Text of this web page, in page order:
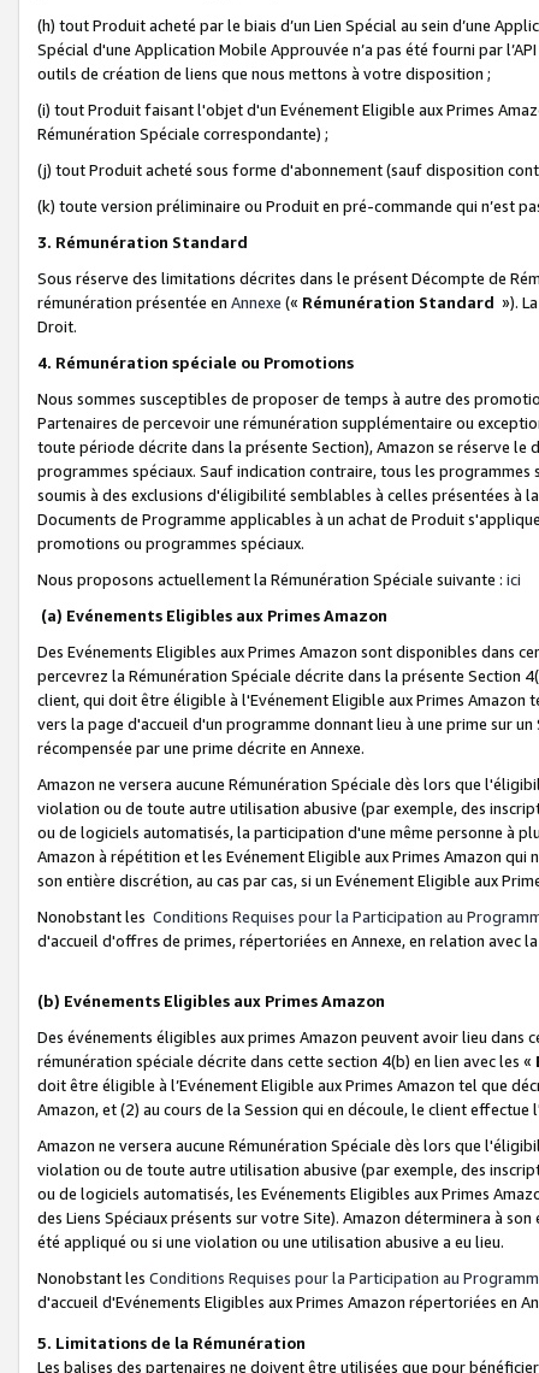
(h) tout Produit acheté par le biais d’un Lien Spécial au sein d’une
Spécial d'une Application Mobile Approuvée n’a pas été fourni par
outils de création de liens que nous mettons à votre disposition ;
(i) tout Produit faisant l'objet d'un Evénement Eligible aux Primes
Rémunération Spéciale correspondante) ;
(j) tout Produit acheté sous forme d'abonnement (sauf disposition
(k) toute version préliminaire ou Produit en pré-commande qui n’est
3. Rémunération Standard
Sous réserve des limitations décrites dans le présent Décompte de
rémunération présentée en Annexe (« Rémunération Standard »).
Droit.
4. Rémunération spéciale ou Promotions
Nous sommes susceptibles de proposer de temps à autre des
Partenaires de percevoir une rémunération supplémentaire ou
toute période décrite dans la présente Section), Amazon se réserve
programmes spéciaux. Sauf indication contraire, tous les
soumis à des exclusions d'éligibilité semblables à celles présentées à
Documents de Programme applicables à un achat de Produit
promotions ou programmes spéciaux.
Nous proposons actuellement la Rémunération Spéciale suivante : ici
(a) Evénements Eligibles aux Primes Amazon
Des Evénements Eligibles aux Primes Amazon sont disponibles dans
percevrez la Rémunération Spéciale décrite dans la présente Section
client, qui doit être éligible à l'Evénement Eligible aux Primes Amazon
vers la page d'accueil d'un programme donnant lieu à une prime sur
récompensée par une prime décrite en Annexe.
Amazon ne versera aucune Rémunération Spéciale dès lors que
violation ou de toute autre utilisation abusive (par exemple, des
ou de logiciels automatisés, la participation d'une même personne à
Amazon à répétition et les Evénement Eligible aux Primes Amazon qui
son entière discrétion, au cas par cas, si un Evénement Eligible aux
Nonobstant les Conditions Requises pour la Participation au
d'accueil d'offres de primes, répertoriées en Annexe, en relation avec
(b) Evénements Eligibles aux Primes Amazon
Des événements éligibles aux primes Amazon peuvent avoir lieu dans
rémunération spéciale décrite dans cette section 4(b) en lien avec les «
doit être éligible à l’Evénement Eligible aux Primes Amazon tel que
Amazon, et (2) au cours de la Session qui en découle, le client
Amazon ne versera aucune Rémunération Spéciale dès lors que
violation ou de toute autre utilisation abusive (par exemple, des
ou de logiciels automatisés, les Evénements Eligibles aux Primes
des Liens Spéciaux présents sur votre Site). Amazon déterminera à
été appliqué ou si une violation ou une utilisation abusive a eu lieu.
Nonobstant les Conditions Requises pour la Participation au
d'accueil d'Evénements Eligibles aux Primes Amazon répertoriées en
5. Limitations de la Rémunération
Les balises des partenaires ne doivent être utilisées que pour